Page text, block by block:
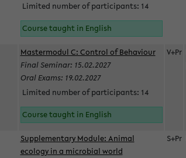
Limited number of participants: 14
Course taught in English
Mastermodul C: Control of Behaviour
Final Seminar: 15.02.2027
Oral Exams: 19.02.2027
Limited number of participants: 14
Course taught in English
V+Pr
Supplementary Module: Animal
ecology in a microbial world
S+Pr